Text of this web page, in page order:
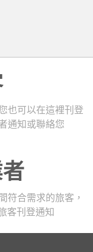
也可以在這裡刊登
通知或聯絡您
符合需求的旅客，
客刊登通知